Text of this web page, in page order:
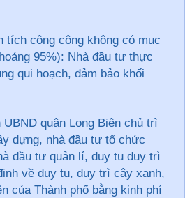
tích công cộng không có mục
95%): Nhà đầu tư thực
qui hoạch, đảm bảo khối
UBND quận Long Biên chủ trì
dựng, nhà đầu tư tổ chức
đầu tư quản lí, duy tu duy trì
về duy tu, duy trì cây xanh,
của Thành phố bằng kinh phí